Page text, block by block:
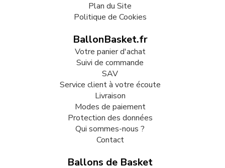
Plan du Site
Politique de Cookies
BallonBasket.fr
Votre panier d'achat
Suivi de commande
SAV
Service client à votre écoute
Livraison
Modes de paiement
Protection des données
Qui sommes-nous ?
Contact
Ballons de Basket